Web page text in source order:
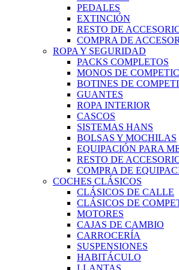
PEDALES
EXTINCIÓN
RESTO DE
COMPRA DE
ROPA Y SEGURIDAD
PACKS COMPLETOS
MONOS DE
BOTINES DE
GUANTES
ROPA INTERIOR
CASCOS
SISTEMAS HANS
BOLSAS Y MOCHILAS
EQUIPACIÓN PARA
RESTO DE
COMPRA DE
COCHES CLÁSICOS
CLÁSICOS DE CALLE
CLÁSICOS DE
MOTORES
CAJAS DE CAMBIO
CARROCERÍA
SUSPENSIONES
HABITÁCULO
LLANTAS